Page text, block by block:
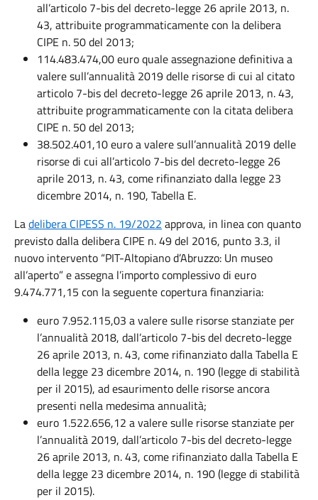
all’articolo 7-bis del decreto-legge 26 aprile 2013, n.
43, attribuite programmaticamente con la delibera
CIPE n. 50 del 2013;
114.483.474,00 euro quale assegnazione definitiva a
valere sull’annualità 2019 delle risorse di cui al citato
articolo 7-bis del decreto-legge 26 aprile 2013, n. 43,
attribuite programmaticamente con la citata delibera
CIPE n. 50 del 2013;
38.502.401,10 euro a valere sull’annualità 2019 delle
risorse di cui all’articolo 7-bis del decreto-legge 26
aprile 2013, n. 43, come rifinanziato dalla legge 23
dicembre 2014, n. 190, Tabella E.
Ladelibera CIPESS n. 19/2022 approva, in linea con quanto
previsto dalla delibera CIPE n. 49 del 2016, punto 3.3, il
nuovo intervento “PIT-Altopiano d’Abruzzo: Un museo
all’aperto” e assegna l’importo complessivo di euro
9.474.771,15 con la seguente copertura finanziaria:
euro 7.952.115,03 a valere sulle risorse stanziate per
l’annualità 2018, dall’articolo 7-bis del decreto-legge
26 aprile 2013, n. 43, come rifinanziato dalla Tabella E
della legge 23 dicembre 2014, n. 190 (legge di stabilità
per il 2015), ad esaurimento delle risorse ancora
presenti nella medesima annualità;
euro 1.522.656,12 a valere sulle risorse stanziate per
l’annualità 2019, dall’articolo 7-bis del decreto-legge
26 aprile 2013, n. 43, come rifinanziato dalla Tabella E
della legge 23 dicembre 2014, n. 190 (legge di stabilità
per il 2015).